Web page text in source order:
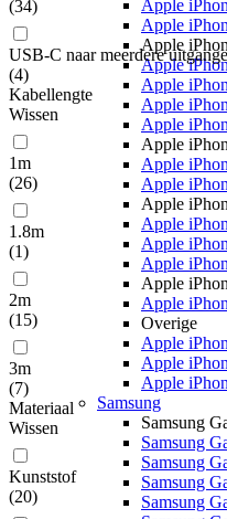
Apple
Apple
Apple
Apple
Apple
Apple
Apple
Apple
Apple
Apple
Apple
Apple
Apple
Apple
Apple
Apple
Overige
Apple
Apple
Apple
Samsung
Samsung
Samsung
Samsung
Samsung
Samsung
(34)
USB-C naar meerdere
(4)
Kabellengte
Wissen
1m
(26)
1.8m
(1)
2m
(15)
3m
(7)
Materiaal
Wissen
Kunststof
(20)